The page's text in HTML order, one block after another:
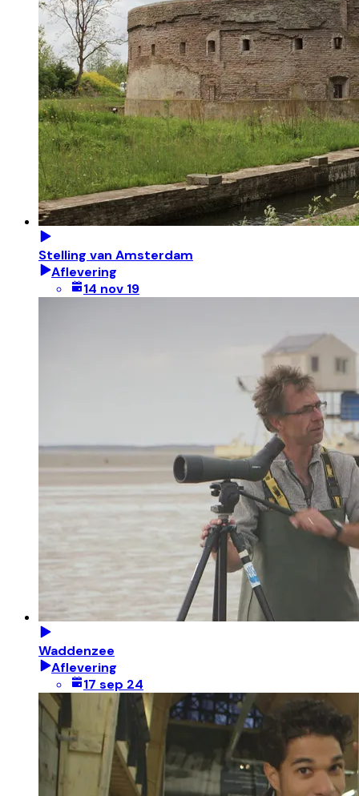
Stelling van Amsterdam
Aflevering
14 nov 19
Waddenzee
Aflevering
17 sep 24